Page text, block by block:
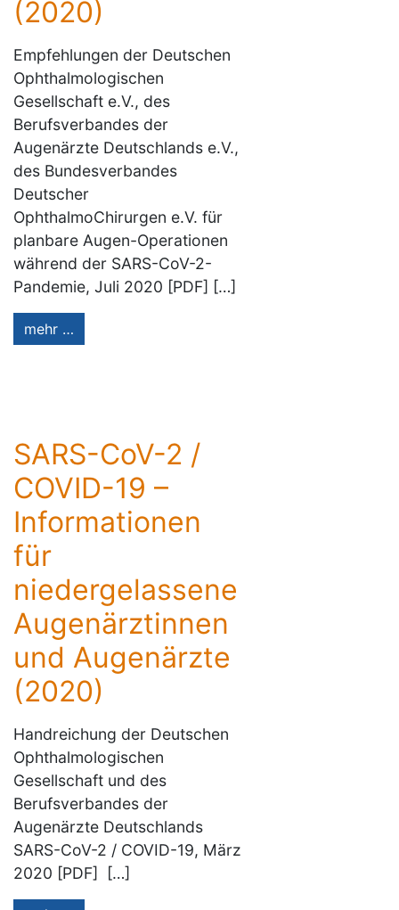
(2020)
Empfehlungen der Deutschen
Ophthalmologischen
Gesellschaft e.V., des
Berufsverbandes der
Augenärzte Deutschlands e.V.,
des Bundesverbandes
Deutscher
OphthalmoChirurgen e.V. für
planbare Augen-Operationen
während der SARS-CoV-2-
Pandemie, Juli 2020 [PDF] […]
mehr …
SARS-CoV-2 /
COVID-19 –
Informationen
für
niedergelassene
Augenärztinnen
und Augenärzte
(2020)
Handreichung der Deutschen
Ophthalmologischen
Gesellschaft und des
Berufsverbandes der
Augenärzte Deutschlands
SARS-CoV-2 / COVID-19, März
2020 [PDF] […]